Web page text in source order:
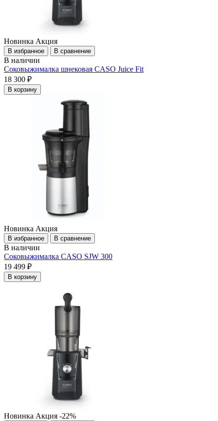
Новинка Акция
В избранное В сравнение
В наличии
Соковыжималка шнековая CASO Juice Fit
18 300 ₽
В корзину
Новинка Акция
В избранное В сравнение
В наличии
Соковыжималка CASO SJW 300
19 499 ₽
В корзину
Новинка Акция -22%